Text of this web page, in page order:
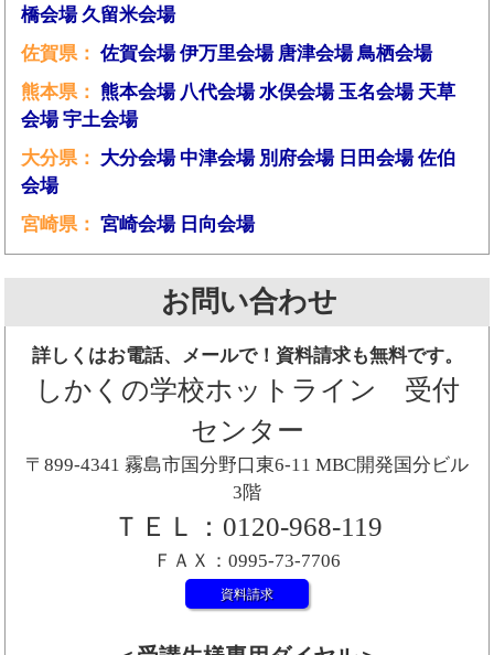
橋会場 久留米会場
佐賀県： 佐賀会場 伊万里会場 唐津会場 鳥栖会場
熊本県： 熊本会場 八代会場 水俣会場 玉名会場 天草
会場 宇土会場
大分県： 大分会場 中津会場 別府会場 日田会場 佐伯
会場
宮崎県： 宮崎会場 日向会場
お問い合わせ
詳しくはお電話、メールで！資料請求も無料です。
しかくの学校ホットライン 受付
センター
〒899-4341 霧島市国分野口東6-11 MBC開発国分ビル
3階
ＴＥＬ：0120-968-119
ＦＡＸ：0995-73-7706
資料請求